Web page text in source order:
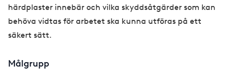
härdplaster innebär och vilka skyddsåtgärder som kan
behöva vidtas för arbetet ska kunna utföras på ett
säkert sätt.
Målgrupp